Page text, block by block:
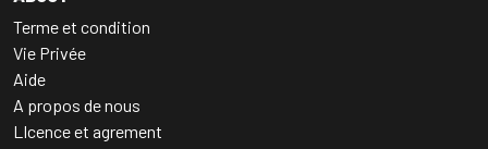
Terme et condition
Vie Privée
Aide
A propos de nous
LIcence et agrement